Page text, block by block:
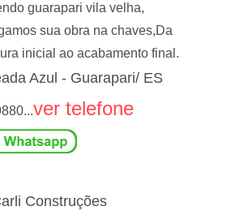
guarapari vila velha,
sua obra na chaves,Da
inicial ao acabamento final.
Azul - Guarapari/ ES
ver telefone
Construções